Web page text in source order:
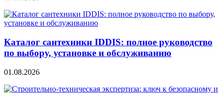
Каталог сантехники IDDIS: полное руководство
по выбору, установке и обслуживанию
01.08.2026